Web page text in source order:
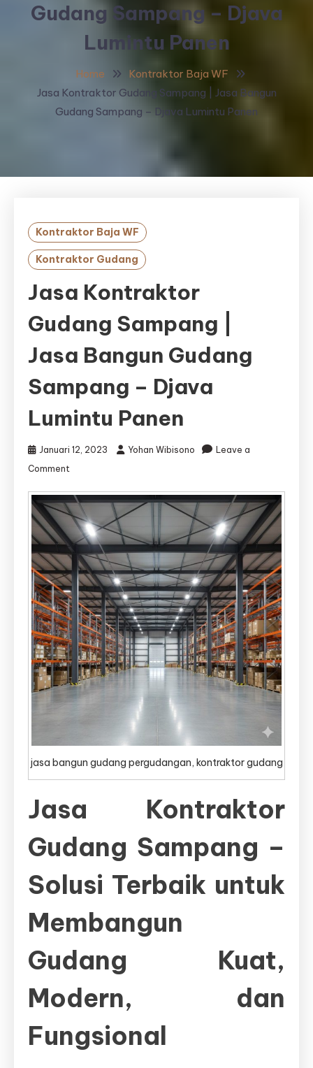
Gudang Sampang – Djava
Lumintu Panen
Home
Kontraktor Baja WF
Jasa Kontraktor Gudang Sampang | Jasa Bangun
Gudang Sampang – Djava Lumintu Panen
Kontraktor Baja WF
Kontraktor Gudang
Jasa Kontraktor
Gudang Sampang |
Jasa Bangun Gudang
Sampang – Djava
Lumintu Panen
Januari 12, 2023 Yohan Wibisono
Leave a
Comment
Kontraktor
Gudang
Sampang
|
Jasa
Bangun
Gudang
Sampang
–
Djava
Lumintu
Panen
jasa bangun gudang pergudangan, kontraktor gudang
Jasa Kontraktor
Gudang Sampang –
Solusi Terbaik untuk
Membangun
Gudang Kuat,
Modern, dan
Fungsional